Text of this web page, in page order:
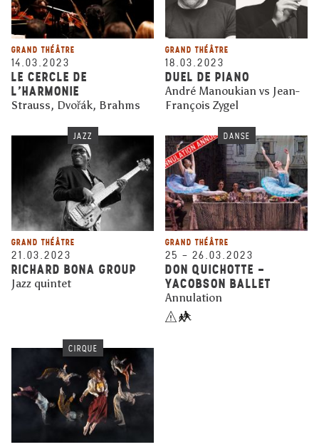
GRAND THÉÂTRE
14.03.2023
LE CERCLE DE
L’HARMONIE
Strauss, Dvořák, Brahms
GRAND THÉÂTRE
18.03.2023
DUEL DE PIANO
André Manoukian vs Jean-
François Zygel
JAZZ
GRAND THÉÂTRE
21.03.2023
RICHARD BONA GROUP
Jazz quintet
DANSE
GRAND THÉÂTRE
25 – 26.03.2023
DON QUICHOTTE -
YACOBSON BALLET
Annulation
CIRQUE